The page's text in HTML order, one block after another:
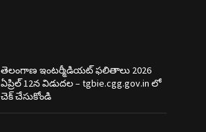
తెలంగాణ ఇంటర్మీడియట్ ఫలితాలు 2026
ఏప్రిల్ 12న విడుదల – tgbie.cgg.gov.in లో
చెక్ చేసుకోండి